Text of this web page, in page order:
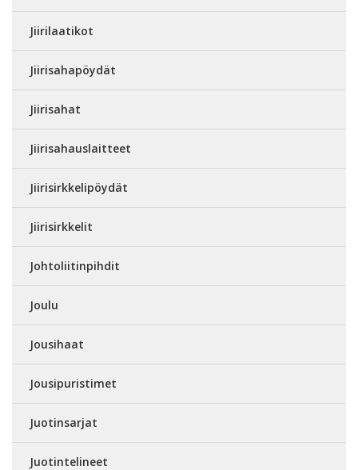
Jiirilaatikot
Jiirisahapöydät
Jiirisahat
Jiirisahauslaitteet
Jiirisirkkelipöydät
Jiirisirkkelit
Johtoliitinpihdit
Joulu
Jousihaat
Jousipuristimet
Juotinsarjat
Juotintelineet